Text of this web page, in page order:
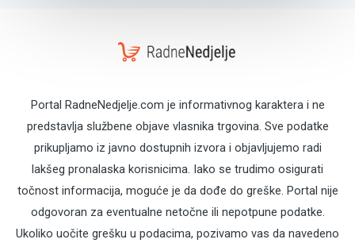
Portal RadneNedjelje.com je informativnog karaktera i ne
predstavlja službene objave vlasnika trgovina. Sve podatke
prikupljamo iz javno dostupnih izvora i objavljujemo radi
lakšeg pronalaska korisnicima. Iako se trudimo osigurati
točnost informacija, moguće je da dođe do greške. Portal nije
odgovoran za eventualne netočne ili nepotpune podatke.
Ukoliko uočite grešku u podacima, pozivamo vas da navedeno